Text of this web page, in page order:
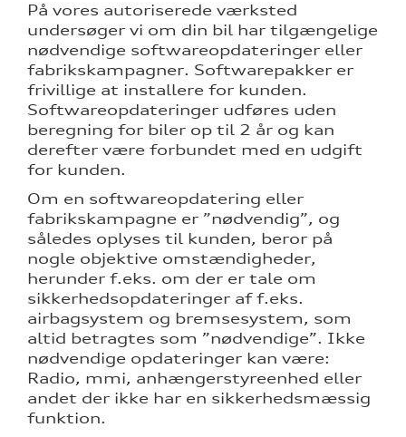
På vores autoriserede værksted
undersøger vi om din bil har tilgængelige
nødvendige softwareopdateringer eller
fabrikskampagner. Softwarepakker er
frivillige at installere for kunden.
Softwareopdateringer udføres uden
beregning for biler op til 2 år og kan
derefter være forbundet med en udgift
for kunden.
Om en softwareopdatering eller
fabrikskampagne er ”nødvendig”, og
således oplyses til kunden, beror på
nogle objektive omstændigheder,
herunder f.eks. om der er tale om
sikkerhedsopdateringer af f.eks.
airbagsystem og bremsesystem, som
altid betragtes som ”nødvendige”. Ikke
nødvendige opdateringer kan være:
Radio, mmi, anhængerstyreenhed eller
andet der ikke har en sikkerhedsmæssig
funktion.